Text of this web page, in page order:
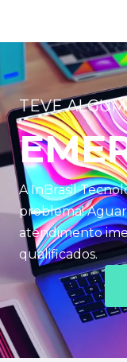
TEVE
A InBrasil
problema!
atendimento
qualificados.